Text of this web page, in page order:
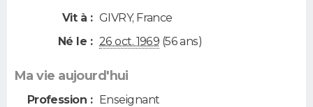
Vit à : GIVRY, France
Né le : 26 oct. 1969 (56 ans)
Ma vie aujourd'hui
Profession : Enseignant